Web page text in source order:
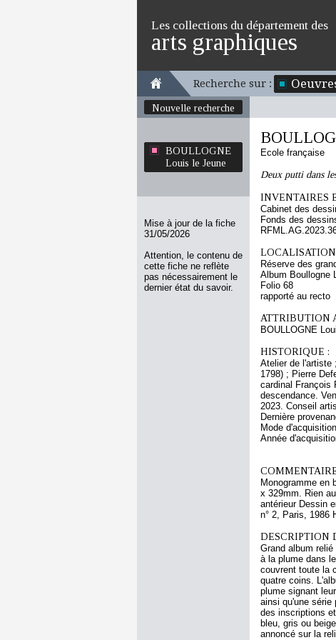
Les collections du département des
arts graphiques
Recherche sur :
Nouvelle recherche
BOULLOGNE
Louis le Jeune
Mise à jour de la fiche
31/05/2026
Attention, le contenu de
cette fiche ne reflète
pas nécessairement le
dernier état du savoir.
Ecole française
Deux putti dans
INVENTAIRES
Cabinet des
Fonds des
Réserve des
Album Boullogne
Folio 68
rapporté au recto
ATTRIBUTION
BOULLOGNE
HISTORIQUE :
Atelier de l'artiste
1798) ; Pierre
cardinal François
descendance.
2023. Conseil
Dernière
Mode
Année
Monogramme en
x 329mm. Rien
antérieur Dessin
n° 2, Paris, 1986
DESCRIPTION
Grand album
à la plume dans
couvrent toute la
quatre coins.
plume signant
ainsi qu'une série
des inscriptions
bleu, gris ou
annoncé sur la